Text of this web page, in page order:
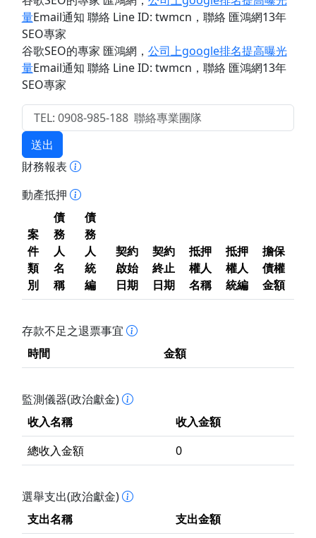
量Email通知 聯絡 Line ID: twmcn ，聯絡 匯鴻網13年
SEO專家
谷歌SEO的專家 匯鴻網 ， 公司上google排名提高曝光
量Email通知 聯絡 Line ID: twmcn ，聯絡 匯鴻網13年
SEO專家
送出
財務報表
動產抵押
案
件
類
別
債
務
人
名
稱
債
務
人
統
編
契約
啟始
日期
契約
終止
日期
抵押
權人
名稱
抵押
權人
統編
擔保
債權
金額
存款不足之退票事宜
時間
金額
監測儀器(政治獻金)
收入名稱
收入金額
總收入金額
0
選舉支出(政治獻金)
支出名稱
支出金額